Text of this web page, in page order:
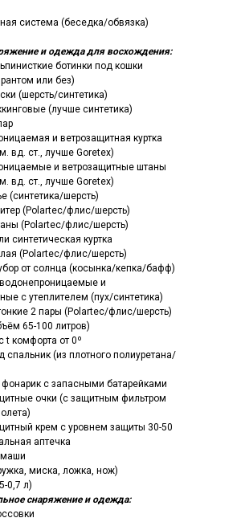
система (беседка/обвязка)
и одежда для восхождения:
ботинки под кошки
или без)
(шерсть/синтетика)
(лучше синтетика)
и ветрозащитная куртка
вд. ст., лучше Goretex)
и ветрозащитные штаны
вд. ст., лучше Goretex)
(синтетика/шерсть)
(Polartec/флис/шерсть)
(Polartec/флис/шерсть)
синтетическая куртка
(Polartec/флис/шерсть)
от солнца (косынка/кепка/бафф)
и
с утеплителем (пух/синтетика)
2 пары (Polartec/флис/шерсть)
65-100 литров)
t комфорта от 0º
спальник (из плотного полиуретана/
с запасными батарейками
очки (с защитным фильтром
крем с уровнем защиты 30-50
аптечка
миска, ложка, нож)
0,7 л)
снаряжение и одежда: